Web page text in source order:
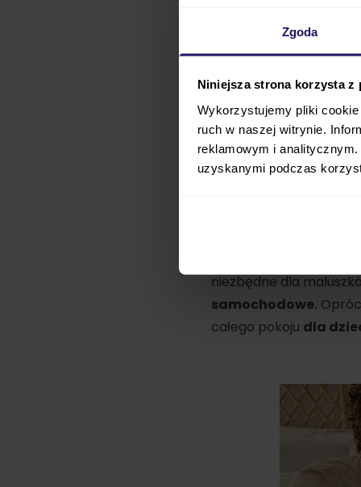
Zgoda
Niniejsza strona korzysta z
Wykorzystujemy pliki
ruch w naszej witrynie.
reklamowym i
uzyskanymi podczas
Łóżeczko dostawne
na kilka sposobów.
także łóżeczko
niezbędne dla
samochodowe.
całego pokoju dla